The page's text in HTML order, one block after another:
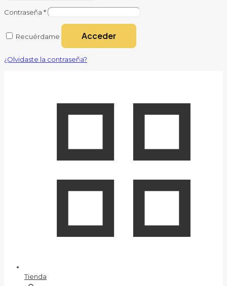
Contraseña *
Recuérdame Acceder
¿Olvidaste la contraseña?
Tienda